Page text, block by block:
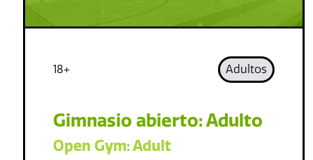
18+ Adultos
Gimnasio abierto: Adulto
Open Gym: Adult